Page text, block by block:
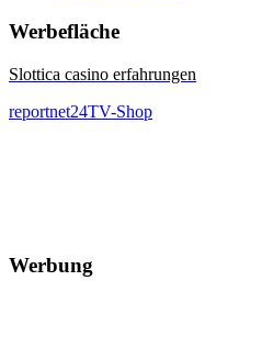
Werbefläche
Slottica casino erfahrungen
reportnet24TV-Shop
Werbung